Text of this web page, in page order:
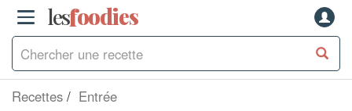
lesfoodies
Recettes Entrée